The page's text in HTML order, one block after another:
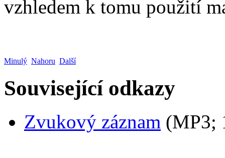
vzhledem k tomu použití
Minulý Nahoru Další
Související odkazy
Zvukový záznam (MP3;